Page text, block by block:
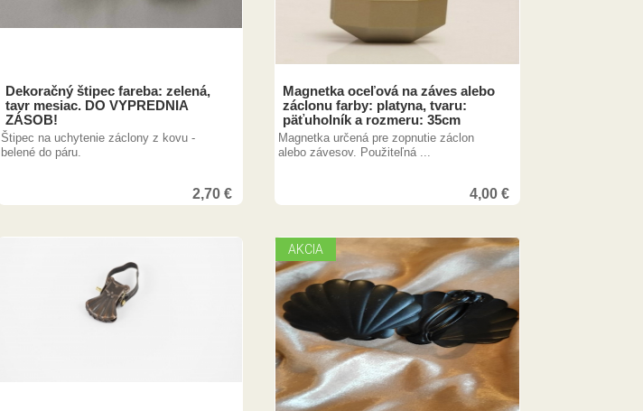
Dekoračný štipec fareba: zelená,
tavr mesiac. DO VYPREDNIA
ZÁSOB!
Štipec na uchytenie záclony z kovu -
belené do páru.
2,70€
Magnetka oceľová na záves alebo
záclonu farby: platyna, tvaru:
päťuholník a rozmeru: 35cm
Magnetka určená pre zopnutie záclon
alebo závesov. Použiteľná ...
4,00€
AKCIA